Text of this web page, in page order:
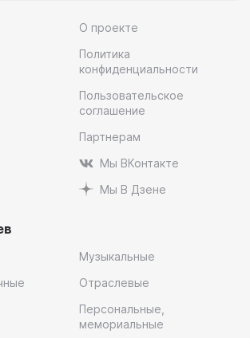
О проекте
Политика
конфиденциальности
Пользовательское
соглашение
Партнерам
Мы ВКонтакте
Мы В Дзене
Музыкальные
Отраслевые
Персональные,
мемориальные